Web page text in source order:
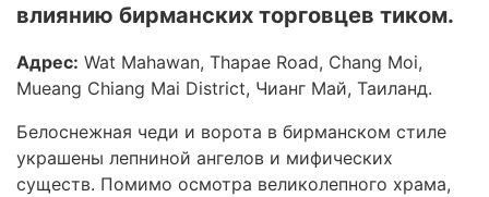
влиянию бирманских торговцев тиком.
Адрес: Wat Mahawan, Thapae Road, Chang Moi,
Mueang Chiang Mai District, Чианг Май, Таиланд.
Белоснежная чеди и ворота в бирманском стиле
украшены лепниной ангелов и мифических
существ. Помимо осмотра великолепного храма,